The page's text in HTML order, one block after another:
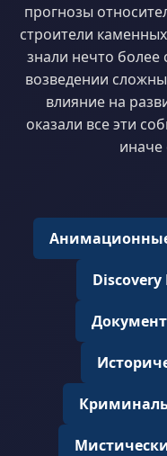
прогнозы
строители
знали нечто более
возведении
влияние на
оказали все эти
иначе
Discovery